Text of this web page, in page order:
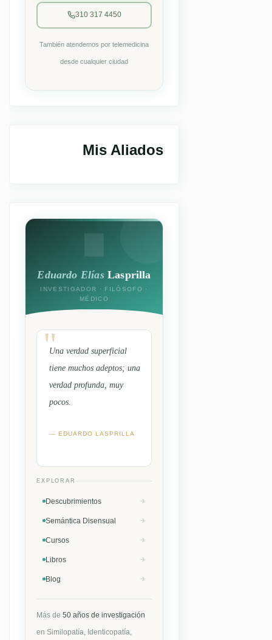
310 317 4450
También atendemos por telemedicina
desde cualquier ciudad
Mis Aliados
Eduardo ElíasLasprilla
INVESTIGADOR · FILÓSOFO ·
MÉDICO
Una verdad superficial
tiene muchos adeptos; una
verdad profunda, muy
pocos.
— EDUARDO LASPRILLA
EXPLORAR
Descubrimientos
Semántica Disensual
Cursos
Libros
Blog
Más de 50 años de investigación
en Similopatía, Identicopatía,